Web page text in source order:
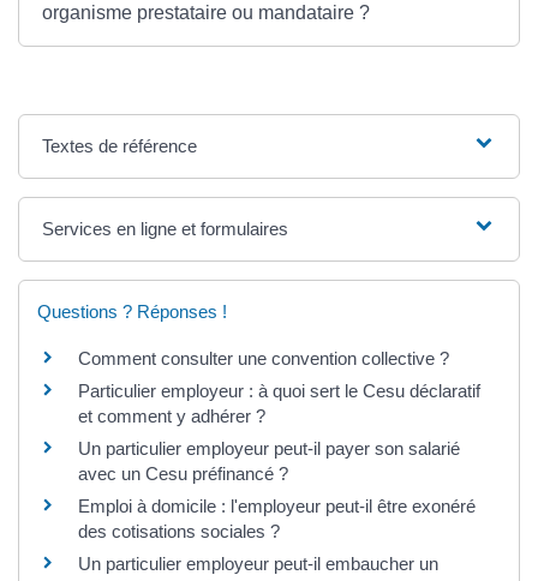
organisme prestataire ou mandataire ?
Textes de référence
Services en ligne et formulaires
Questions ? Réponses !
Comment consulter une convention collective ?
Particulier employeur : à quoi sert le Cesu déclaratif
et comment y adhérer ?
Un particulier employeur peut-il payer son salarié
avec un Cesu préfinancé ?
Emploi à domicile : l'employeur peut-il être exonéré
des cotisations sociales ?
Un particulier employeur peut-il embaucher un